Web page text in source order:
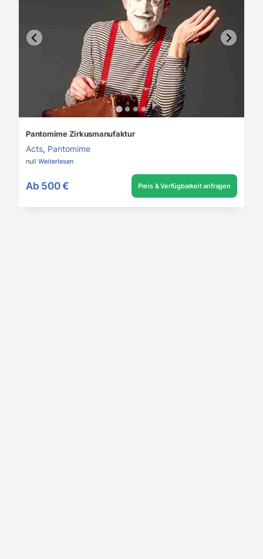
Pantomime Zirkusmanufaktur
Acts, Pantomime
null Weiterlesen
Ab 500 € Preis & Verfügbarkeit anfragen